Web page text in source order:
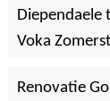
Voka
Renovatie